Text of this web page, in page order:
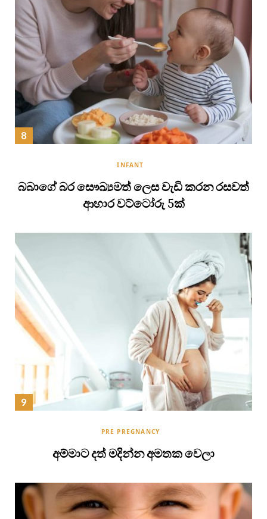
INFANT
බබාගේ බර සෞඛ්‍යමත් ලෙස වැඩි කරන රසවත්
ආහාර වට්ටෝරු 5ක්
PRE PREGNANCY
අම්මාට දත් මදින්න අමතක වෙලා